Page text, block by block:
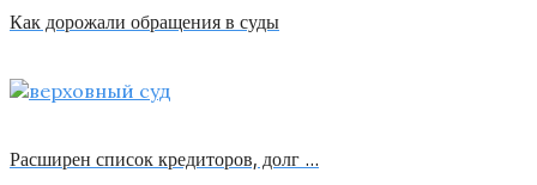
Как дорожали обращения в суды
Расширен список кредиторов, долг …